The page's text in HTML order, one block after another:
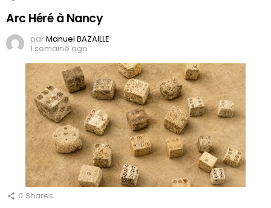
Arc Héré à Nancy
parManuel BAZAILLE
1 semaine ago
0 Shares